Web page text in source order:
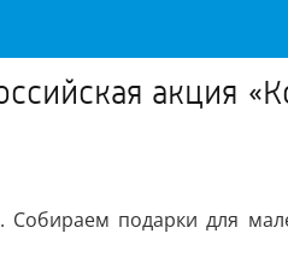
акция
подарки для